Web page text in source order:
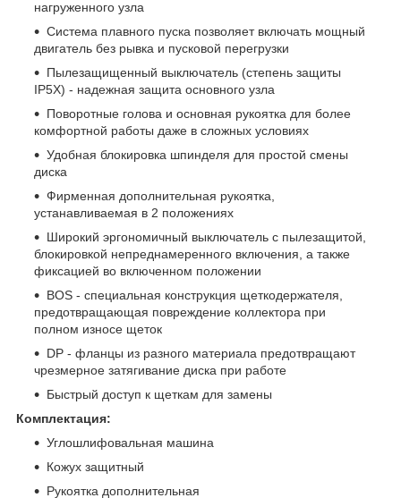
нагруженного узла
Система плавного пуска позволяет включать мощный
двигатель без рывка и пусковой перегрузки
Пылезащищенный выключатель (степень защиты
IP5X) - надежная защита основного узла
Поворотные голова и основная рукоятка для более
комфортной работы даже в сложных условиях
Удобная блокировка шпинделя для простой смены
диска
Фирменная дополнительная рукоятка,
устанавливаемая в 2 положениях
Широкий эргономичный выключатель с пылезащитой,
блокировкой непреднамеренного включения, а также
фиксацией во включенном положении
BOS - специальная конструкция щеткодержателя,
предотвращающая повреждение коллектора при
полном износе щеток
DP - фланцы из разного материала предотвращают
чрезмерное затягивание диска при работе
Быстрый доступ к щеткам для замены
Комплектация:
Углошлифовальная машина
Кожух защитный
Рукоятка дополнительная